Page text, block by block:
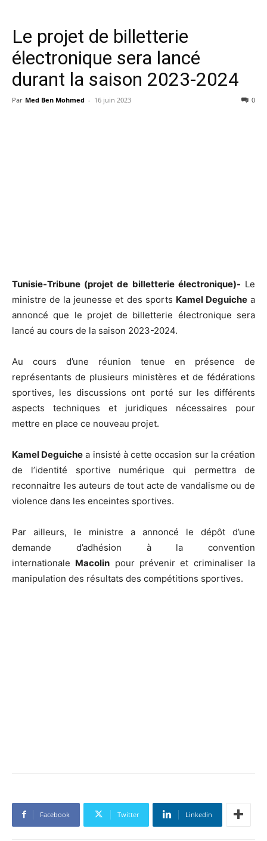
Le projet de billetterie
électronique sera lancé
durant la saison 2023-2024
Par Med Ben Mohmed - 16 juin 2023 0
Tunisie-Tribune (projet de billetterie électronique)- Le
ministre de la jeunesse et des sports Kamel Deguichea
annoncé que le projet de billetterie électronique sera
lancé au cours de la saison 2023-2024.
Au cours d’une réunion tenue en présence de
représentants de plusieurs ministères et de fédérations
sportives, les discussions ont porté sur les différents
aspects techniques et juridiques nécessaires pour
mettre en place ce nouveau projet.
Kamel Deguiche a insisté à cette occasion sur la création
de l’identité sportive numérique qui permettra de
reconnaitre les auteurs de tout acte de vandalisme ou de
violence dans les enceintes sportives.
Par ailleurs, le ministre a annoncé le dépôt d’une
demande d’adhésion à la convention
internationale Macolin pour prévenir et criminaliser la
manipulation des résultats des compétitions sportives.
Facebook Twitter Linkedin